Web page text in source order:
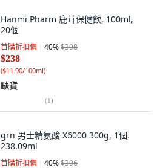
Hanmi Pharm 鹿茸保健飲, 100ml,
20個
首購折扣價 40%$398
$238
($11.90/100ml)
缺貨
(1)
grn 男士精氨酸 X6000 300g, 1個,
238.09ml
首購折扣價 40%$396